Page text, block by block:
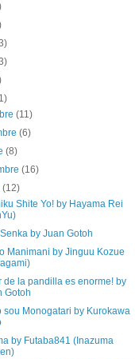
(11)
(6)
(8)
(16)
(12)
Shite Yo! by Hayama Rei
by Juan Gotoh
Manimani by Jinguu Kozue
de la pandilla es enorme! by
Gotoh
sou Monogatari by Kurokawa
by Futaba841 (Inazuma